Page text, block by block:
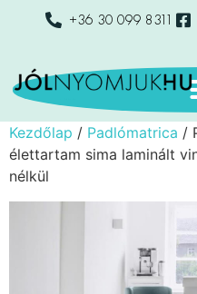
+36 30 099 8311
Kezdőlap / Padlómatrica /
élettartam sima laminált
nélkül